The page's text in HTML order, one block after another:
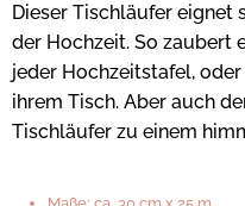
Dieser Tischläufer eignet
der Hochzeit. So zaubert
jeder Hochzeitstafel,
ihrem Tisch. Aber auch
Tischläufer zu einem